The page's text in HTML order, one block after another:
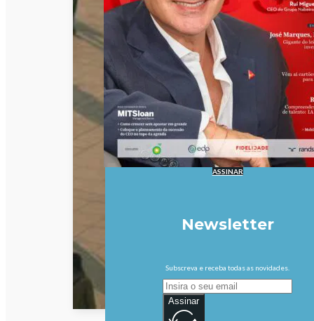
ASSINAR
Newsletter
Subscreva e receba todas as novidades.
Assinar